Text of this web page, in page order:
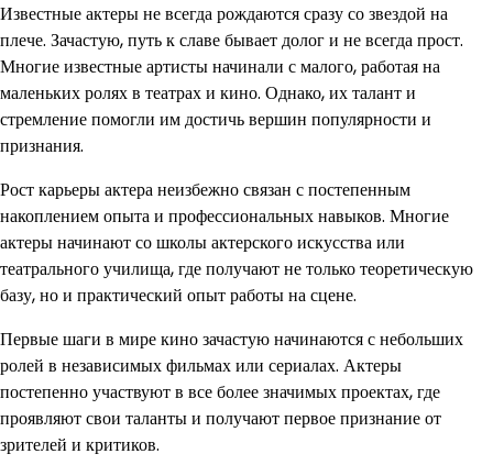
Известные актеры не всегда рождаются сразу со звездой на
плече. Зачастую, путь к славе бывает долог и не всегда прост.
Многие известные артисты начинали с малого, работая на
маленьких ролях в театрах и кино. Однако, их талант и
стремление помогли им достичь вершин популярности и
признания.
Рост карьеры актера неизбежно связан с постепенным
накоплением опыта и профессиональных навыков. Многие
актеры начинают со школы актерского искусства или
театрального училища, где получают не только теоретическую
базу, но и практический опыт работы на сцене.
Первые шаги в мире кино зачастую начинаются с небольших
ролей в независимых фильмах или сериалах. Актеры
постепенно участвуют в все более значимых проектах, где
проявляют свои таланты и получают первое признание от
зрителей и критиков.